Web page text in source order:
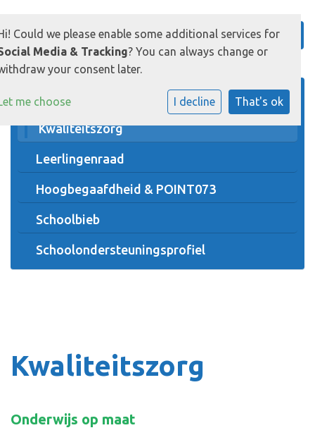
Pedagogisch klimaat
Kwaliteitszorg
Leerlingenraad
Hoogbegaafdheid & POINT073
Schoolbieb
Schoolondersteuningsprofiel
Kwaliteitszorg
Onderwijs op maat
Could we please enable some additional services for
Media & Tracking? You can always change or
your consent later.
me choose I decline That's ok